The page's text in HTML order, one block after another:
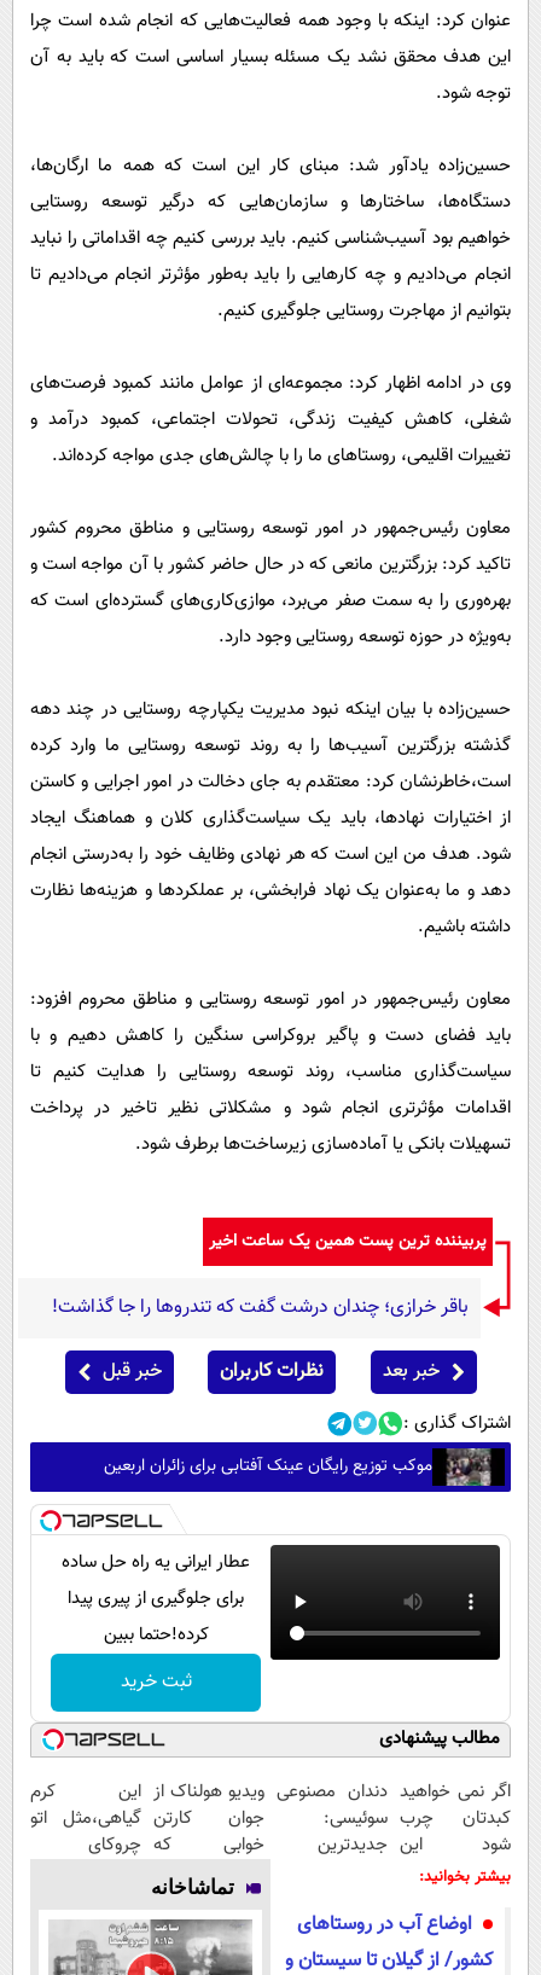
عنوان کرد: اینکه با وجود همه فعالیت‌هایی که انجام شده است چرا
این هدف محقق نشد یک مسئله بسیار اساسی است که باید به آن
توجه شود.
حسین‌زاده یادآور شد: مبنای کار این است که همه ما ارگان‌ها،
دستگاه‌ها، ساختارها و سازمان‌هایی که درگیر توسعه روستایی
خواهیم بود آسیب‌شناسی کنیم. باید بررسی کنیم چه اقداماتی را نباید
انجام می‌دادیم و چه کارهایی را باید به‌طور مؤثرتر انجام می‌دادیم تا
بتوانیم از مهاجرت روستایی جلوگیری کنیم.
وی در ادامه اظهار کرد: مجموعه‌ای از عوامل مانند کمبود فرصت‌های
شغلی، کاهش کیفیت زندگی، تحولات اجتماعی، کمبود درآمد و
تغییرات اقلیمی، روستاهای ما را با چالش‌های جدی مواجه کرده‌اند.
معاون رئیس‌جمهور در امور توسعه روستایی و مناطق محروم کشور
تاکید کرد: بزرگترین مانعی که در حال حاضر کشور با آن مواجه است و
بهره‌وری را به سمت صفر می‌برد، موازی‌کاری‌های گسترده‌ای است که
به‌ویژه در حوزه توسعه روستایی وجود دارد.
حسین‌زاده با بیان اینکه نبود مدیریت یکپارچه روستایی در چند دهه
گذشته بزرگترین آسیب‌ها را به روند توسعه روستایی ما وارد کرده
است،خاطرنشان کرد: معتقدم به جای دخالت در امور اجرایی و کاستن
از اختیارات نهادها، باید یک سیاست‌گذاری کلان و هماهنگ ایجاد
شود. هدف من این است که هر نهادی وظایف خود را به‌درستی انجام
دهد و ما به‌عنوان یک نهاد فرابخشی، بر عملکردها و هزینه‌ها نظارت
داشته باشیم.
معاون رئیس‌جمهور در امور توسعه روستایی و مناطق محروم افزود:
باید فضای دست و پاگیر بروکراسی سنگین را کاهش دهیم و با
سیاست‌گذاری مناسب، روند توسعه روستایی را هدایت کنیم تا
اقدامات مؤثرتری انجام شود و مشکلاتی نظیر تاخیر در پرداخت
تسهیلات بانکی یا آماده‌سازی زیرساخت‌ها برطرف شود.
پربیننده ترین پست همین یک ساعت اخیر
باقر خرازی؛ چندان درشت گفت که تندروها را جا گذاشت!
خبر بعد نظرات کاربران خبر قبل
اشتراک گذاری :
موکب توزیع رایگان عینک آفتابی برای زائران اربعین
عطار ایرانی یه راه حل ساده
برای جلوگیری از پیری پیدا
کرده!حتما ببین
ثبت خرید
مطالب پیشنهادی
اگر نمی خواهید
کبدتان چرب
شود این
نوشیدنی خوش
دندان مصنوعی
سوئیسی:
جدیدترین
پرداخت قسطی
ویدیو هولناک از
جوان کارتن
خوابی که
میلیاردر شد.
آموزش رایگان
این کرم
گیاهی،مثل اتو
چروکای
بیشتر بخوانید:
اوضاع آب در روستاهای
کشور/ از گیلان تا سیستان و
تماشاخانه